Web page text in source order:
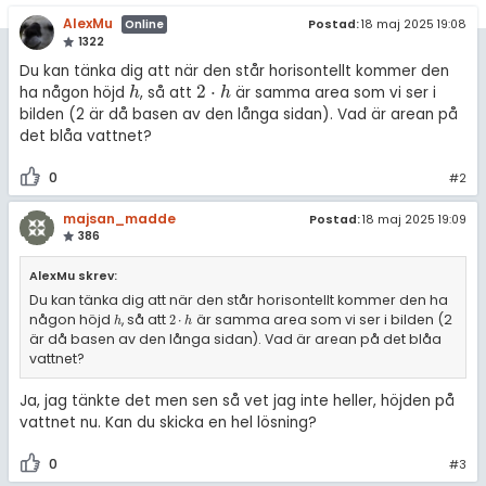
AlexMu
Online
1322
Postad:18 maj 2025 19:08
Du kan tänka dig att när den står horisontellt kommer den
ha någon höjd h
h, så att 2 ⋅ h
2· h
är samma area som vi ser i
bilden (2 är då basen av den långa sidan). Vad är arean på
det blåa vattnet?
0 #2
majsan_madde
386
Postad:18 maj 2025 19:09
AlexMu skrev:
Du kan tänka dig att när den står horisontellt kommer den ha
någon höjd h
h, så att 2 ⋅ h
2·h är samma area som vi ser i bilden (2
är då basen av den långa sidan). Vad är arean på det blåa
vattnet?
Ja, jag tänkte det men sen så vet jag inte heller, höjden på
vattnet nu. Kan du skicka en hel lösning?
0 #3